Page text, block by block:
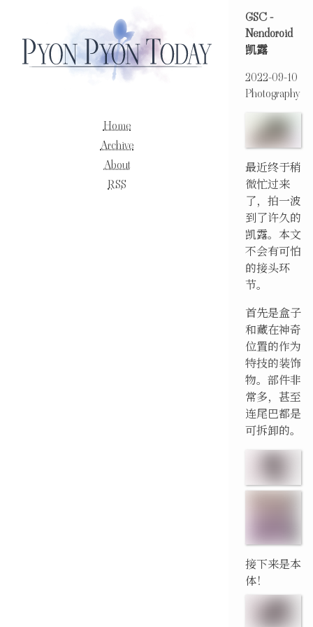
Home
Archive
About
RSS
GSC -
Nendoroid
凯露
2022-09-10
Photography
最近终于稍
微忙过来
了，拍一波
到了许久的
凯露。本文
不会有可怕
的接头环
节。
首先是盒子
和藏在神奇
位置的作为
特技的装饰
物。部件非
常多，甚至
连尾巴都是
可拆卸的。
接下来是本
体！